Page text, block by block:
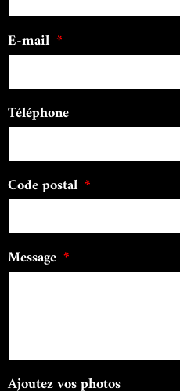
E-mail
Téléphone
Code postal
Message
Ajoutez vos photos